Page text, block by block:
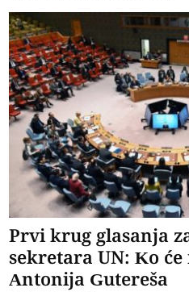
Prvi krug glasanja
sekretara UN: Ko
Antonija Gutereša